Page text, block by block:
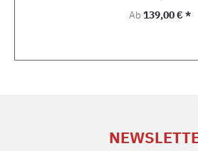
Regulärer Preis:
Ab139,00 € *